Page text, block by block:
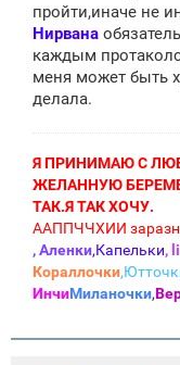
пройти,иначе не
Нирвана
каждым
меня может быть
делала.
Я ПРИНИМАЮ С
ЖЕЛАННУЮ
ТАК.Я ТАК ХОЧУ.
ААППЧЧХИИ
, Аленки,Капельки,
Кораллочки
ИнчиМиланочки,